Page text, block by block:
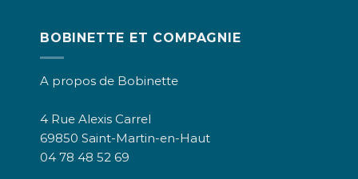
BOBINETTE ET COMPAGNIE
A propos de Bobinette
4 Rue Alexis Carrel
69850 Saint-Martin-en-Haut
04 78 48 52 69